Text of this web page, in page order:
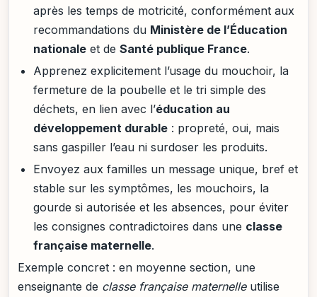
après les temps de motricité, conformément aux
recommandations du Ministère de l’Éducation
nationale et deSanté publique France.
Apprenez explicitement l’usage du mouchoir, la
fermeture de la poubelle et le tri simple des
déchets, en lien avec l’éducation au
développement durable : propreté, oui, mais
sans gaspiller l’eau ni surdoser les produits.
Envoyez aux familles un message unique, bref et
stable sur les symptômes, les mouchoirs, la
gourde si autorisée et les absences, pour éviter
les consignes contradictoires dans une classe
française maternelle.
Exemple concret : en moyenne section, une
enseignante de classe française maternelleutilise